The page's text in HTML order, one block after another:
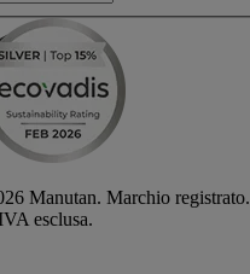
Manutan. Marchio registrato.
esclusa.